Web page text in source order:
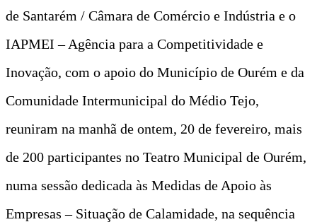
de Santarém / Câmara de Comércio e Indústria e o
IAPMEI – Agência para a Competitividade e
Inovação, com o apoio do Município de Ourém e da
Comunidade Intermunicipal do Médio Tejo,
reuniram na manhã de ontem, 20 de fevereiro, mais
de 200 participantes no Teatro Municipal de Ourém,
numa sessão dedicada às Medidas de Apoio às
Empresas – Situação de Calamidade, na sequência